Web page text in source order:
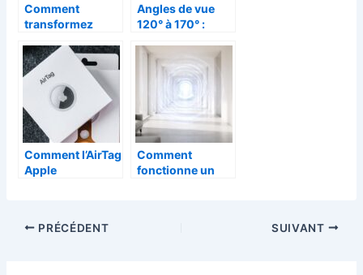
Comment
transformez
Pi en récepteur
AirPlay avec un
budget mini
Angles de vue
120° à 170° :
pour votre
caméra de recul
Comment l’AirTag
Apple
quotidiens
Comment
fonctionne un
PRÉCÉDENT SUIVANT